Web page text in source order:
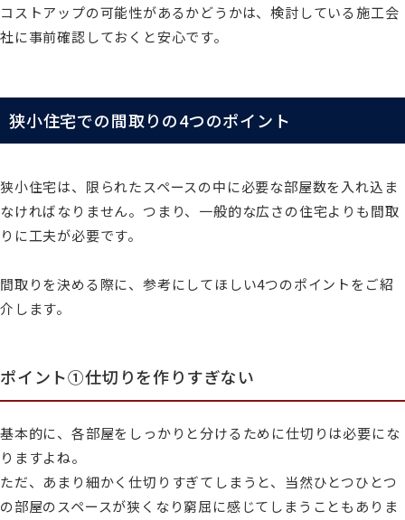
コストアップの可能性があるかどうかは、検討している施工会
社に事前確認しておくと安心です。
狭小住宅での間取りの4つのポイント
狭小住宅は、限られたスペースの中に必要な部屋数を入れ込ま
なければなりません。つまり、一般的な広さの住宅よりも間取
りに工夫が必要です。
間取りを決める際に、参考にしてほしい4つのポイントをご紹
介します。
ポイント①仕切りを作りすぎない
基本的に、各部屋をしっかりと分けるために仕切りは必要にな
りますよね。
ただ、あまり細かく仕切りすぎてしまうと、当然ひとつひとつ
の部屋のスペースが狭くなり窮屈に感じてしまうこともありま